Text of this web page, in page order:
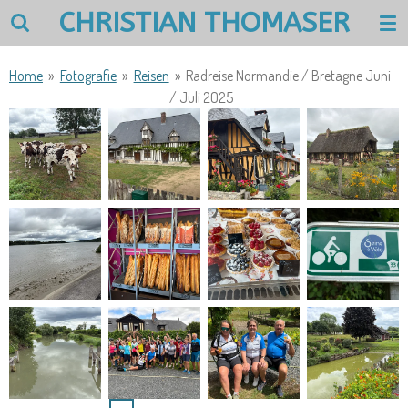
Zum
CHRISTIAN THOMASER
Home » Fotografie » Reisen » Radreise Normandie / Bretagne Juni
/ Juli 2025